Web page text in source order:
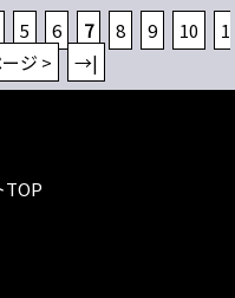
5 6 7 8 9 10
1
ジ > →|